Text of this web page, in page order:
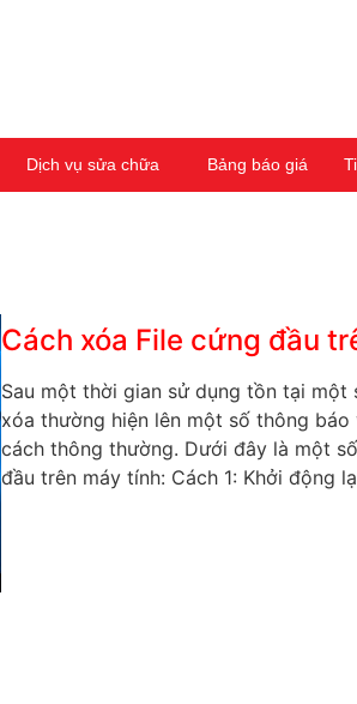
Dịch vụ sửa chữa Bảng báo giá
Cách xóa File cứng đầu
Sau một thời gian sử dụng tồn tại một
xóa thường hiện lên một số thông
cách thông thường. Dưới đây là một
đầu trên máy tính: Cách 1: Khởi động